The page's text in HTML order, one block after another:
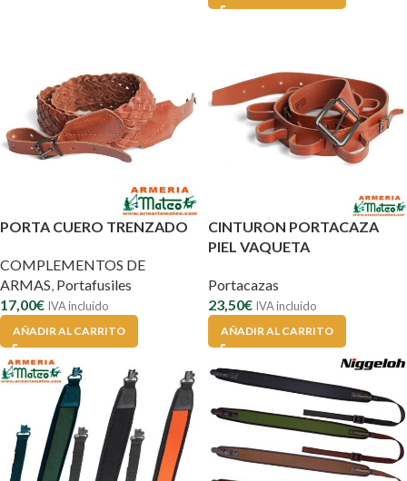
PORTA CUERO TRENZADO
COMPLEMENTOS DE
ARMAS, Portafusiles
17,00€ IVA incluido
AÑADIR AL CARRITO
CINTURON PORTACAZA
PIEL VAQUETA
Portacazas
23,50€ IVA incluido
AÑADIR AL CARRITO